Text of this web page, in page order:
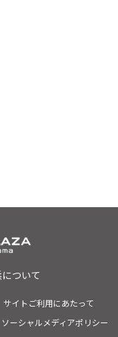
ついて
サイトご利用にあたって
ソーシャルメディアポリシー